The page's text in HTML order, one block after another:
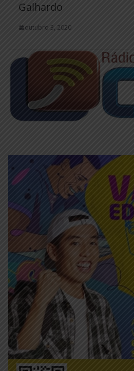
Galhardo
outubro 3, 2020